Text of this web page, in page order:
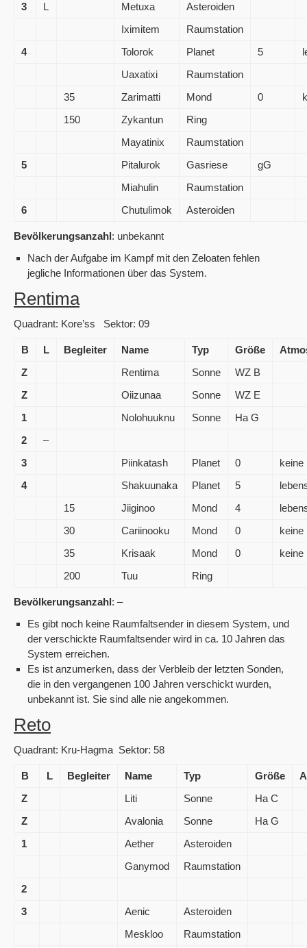
3
L Metuxa
Asteroiden
Iximitem
Raumstation
4
Tolorok Planet 5
Uaxatixi
Raumstation
35
Zarimatti Mond 0
150
Zykantun
Ring
Mayatinix
Raumstation
5
Pitalurok Gasriese
gG
Miahulin
Raumstation
6
Chutulimok Asteroiden
Bevölkerungsanzahl: unbekannt
Nach der Aufgabe im Kampf mit den Zeloaten fehlen
jegliche Informationen über das System.
Rentima
Quadrant: Kore’ss Sektor: 09
B L Begleiter Name Typ Größe
Z
Rentima Sonne
WZ B
Z
Oiizunaa Sonne
WZ E
1
Nolohuuknu Sonne
Ha G
2
–
3
Piinkatash Planet 0
keine
4
Shakuunaka Planet 5
15
Jiiginoo Mond 4
30
Cariinooku Mond 0
keine
35
Krisaak Mond 0
keine
200
Tuu Ring
Bevölkerungsanzahl: –
Es gibt noch keine Raumfaltsender in diesem System, und
der verschickte Raumfaltsender wird in ca. 10 Jahren das
System erreichen.
Es ist anzumerken, dass der Verbleib der letzten Sonden,
die in den vergangenen 100 Jahren verschickt wurden,
unbekannt ist. Sie sind alle nie angekommen.
Reto
Quadrant: Kru-Hagma Sektor: 58
B L Begleiter Name Typ Größe
Z
Liti Sonne
Ha C
Z
Avalonia Sonne
Ha G
1
Aether
Asteroiden
Ganymod
Raumstation
2
3
Aenic
Asteroiden
Meskloo
Raumstation